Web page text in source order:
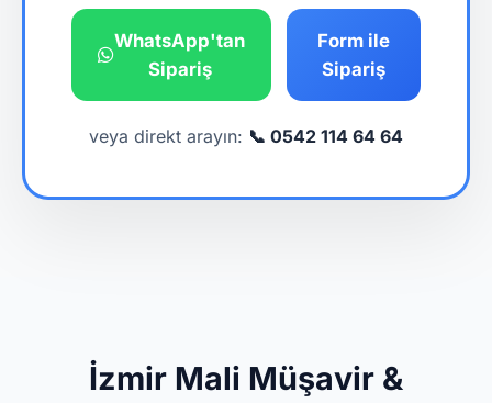
WhatsApp'tan
Sipariş
Form ile
Sipariş
veya direkt arayın: 📞 0542 114 64 64
İzmir Mali Müşavir &